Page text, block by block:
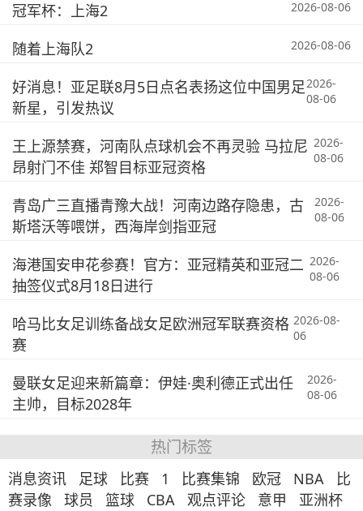
冠军杯：上海2 2026-08-06
随着上海队2 2026-08-06
好消息！亚足联8月5日点名表扬这位中国男足
新星，引发热议
2026-
08-06
王上源禁赛，河南队点球机会不再灵验 马拉尼
昂射门不佳 郑智目标亚冠资格
2026-
08-06
青岛广三直播青豫大战！河南边路存隐患，古
斯塔沃等喂饼，西海岸剑指亚冠
2026-
08-06
海港国安申花参赛！官方：亚冠精英和亚冠二
抽签仪式8月18日进行
2026-
08-06
哈马比女足训练备战女足欧洲冠军联赛资格
赛
2026-08-
06
曼联女足迎来新篇章：伊娃·奥利德正式出任
主帅，目标2028年
2026-
08-06
热门标签
消息资讯 足球 比赛 1 比赛集锦 欧冠 NBA
比
赛录像
球员 篮球 CBA 观点评论 意甲 亚洲杯